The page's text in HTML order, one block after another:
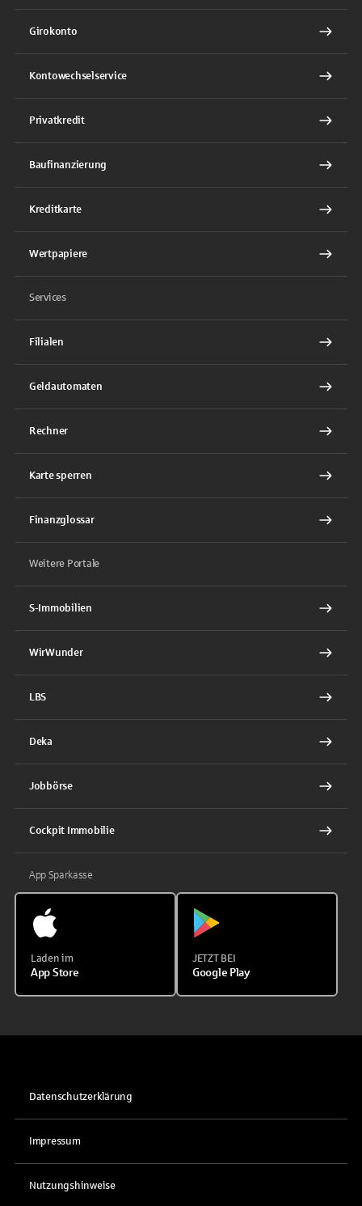
Girokonto
Kontowechselservice
Privatkredit
Baufinanzierung
Kreditkarte
Wertpapiere
Services
Filialen
Geldautomaten
Rechner
Karte sperren
Finanzglossar
Weitere Portale
S-Immobilien
WirWunder
LBS
Deka
Jobbörse
Cockpit Immobilie
App Sparkasse
Laden im
App Store
JETZT BEI
Google Play
Datenschutzerklärung
Impressum
Nutzungshinweise